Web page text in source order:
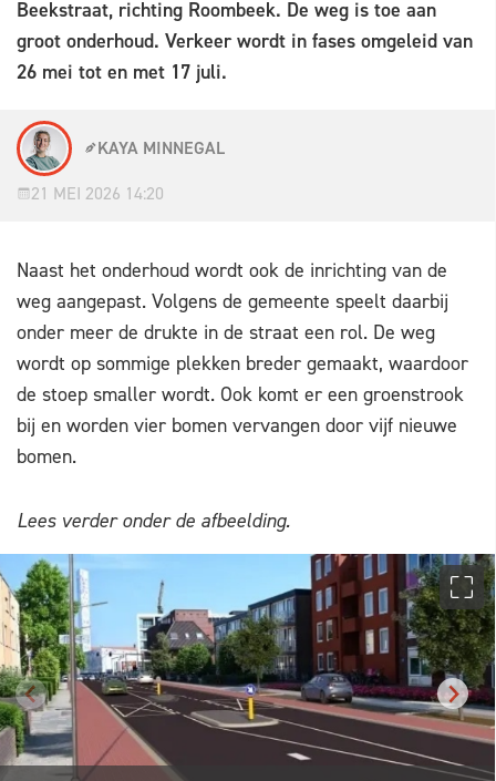
Beekstraat, richting Roombeek. De weg is toe aan
groot onderhoud. Verkeer wordt in fases omgeleid van
26 mei tot en met 17 juli.
KAYA MINNEGAL
21 MEI 2026 14:20
Naast het onderhoud wordt ook de inrichting van de
weg aangepast. Volgens de gemeente speelt daarbij
onder meer de drukte in de straat een rol. De weg
wordt op sommige plekken breder gemaakt, waardoor
de stoep smaller wordt. Ook komt er een groenstrook
bij en worden vier bomen vervangen door vijf nieuwe
bomen.
Lees verder onder de afbeelding.